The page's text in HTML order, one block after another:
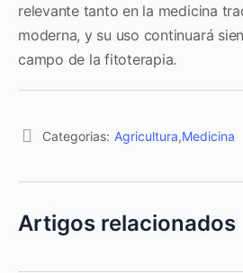
relevante tanto en la medicina
moderna, y su uso continuará
campo de la fitoterapia.
Categorias: Agricultura,Medicina
Artigos relacionados